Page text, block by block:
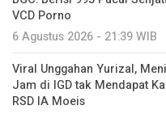
VCD Porno
6 Agustus 2026 - 21:39 WIB
Viral Unggahan Yurizal,
Jam di IGD tak Mendapat
RSD IA Moeis